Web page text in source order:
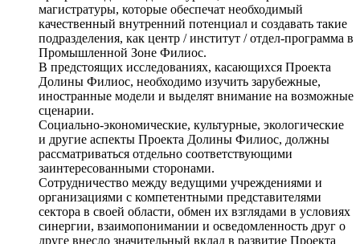
магистратуры, которые обеспечат необходимый
качественный внутренний потенциал и создавать такие
подразделения, как центр / институт / отдел-программа в
Промышленной Зоне Филиос.
В предстоящих исследованиях, касающихся Проекта
Долины Филиос, необходимо изучить зарубежные,
иностранные модели и выделят внимание на возможные
сценарии.
Социально-экономические, культурные, экологические
и другие аспекты Проекта Долины Филиос, должны
рассматриваться отдельно соответствующими
заинтересованными сторонами.
Сотрудничество между ведущими учреждениями и
организациями с компетентными представителями
сектора в своей области, обмен их взглядами в условиях
синергии, взаимопонимании и осведомленность друг о
друге внесло значительный вклад в развитие Проекта